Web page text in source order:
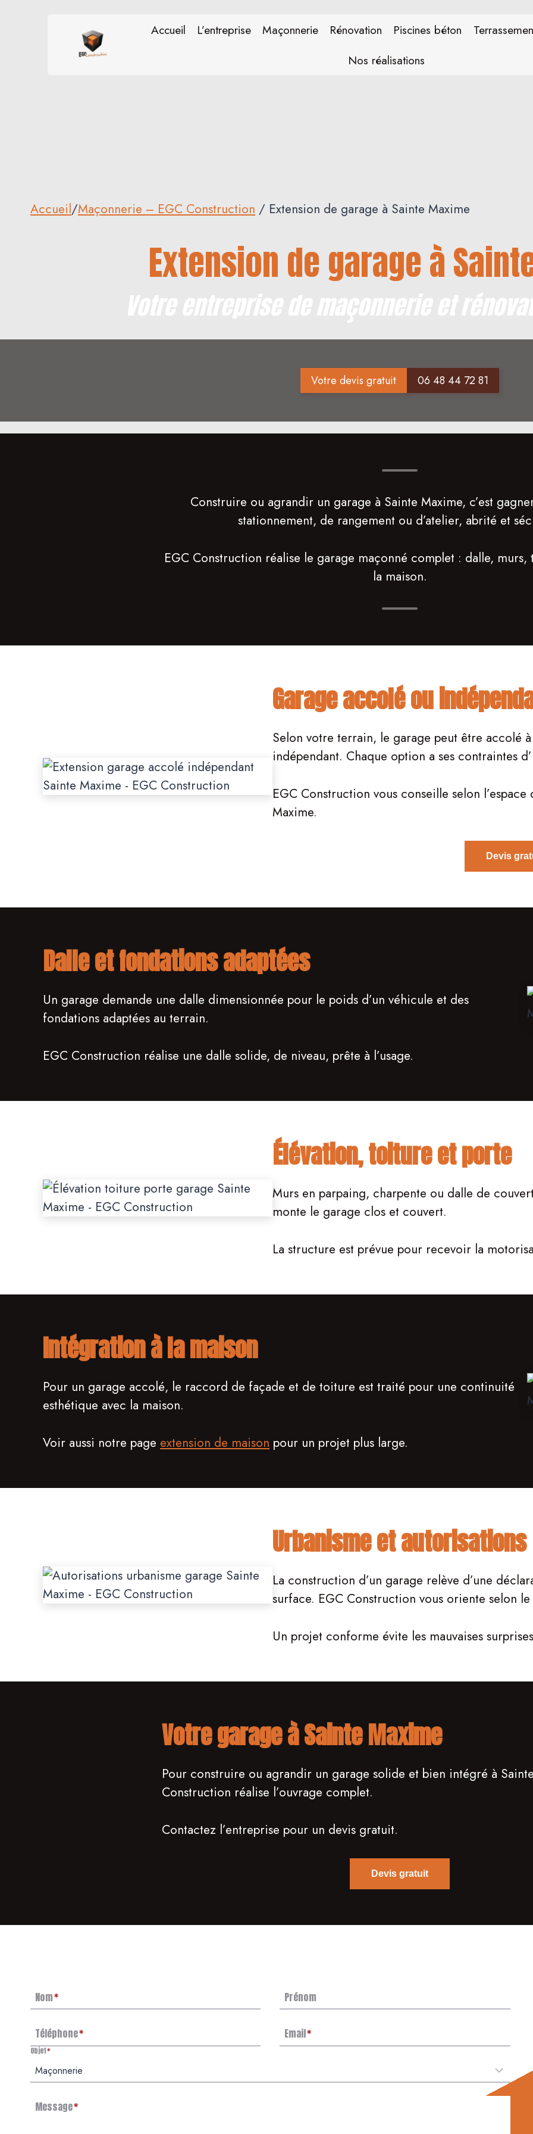
Accueil L’entreprise Maçonnerie Rénovation Piscines béton
Nos réalisations
Accueil/Maçonnerie – EGC Construction / Extension de garage à Sainte Maxime
Extension de garage à
Votre devis gratuit 06 48 44 72 81
Construire ou agrandir un garage à Sainte Maxime, c’est
stationnement, de rangement ou d’atelier, abrité et
EGC Construction réalise le garage maçonné complet : dalle,
la maison.
Garage accolé ou
Selon votre terrain, le garage peut être accolé
indépendant. Chaque option a ses contraintes
EGC Construction vous conseille selon
Maxime.
Devis
Dalle et fondations adaptées
Un garage demande une dalle dimensionnée pour le poids d’un véhicule et des
fondations adaptées au terrain.
EGC Construction réalise une dalle solide, de niveau, prête à l’usage.
Élévation, toiture et porte
Murs en parpaing, charpente ou dalle de
monte le garage clos et couvert.
La structure est prévue pour recevoir la
Intégration à la maison
Pour un garage accolé, le raccord de façade et de toiture est traité pour une continuité
esthétique avec la maison.
Voir aussi notre page extension de maison pour un projet plus large.
Urbanisme et autorisations
La construction d’un garage relève d’une
surface. EGC Construction vous oriente selon
Un projet conforme évite les mauvaises
Votre garage à Sainte Maxime
Pour construire ou agrandir un garage solide et bien intégré à
Construction réalise l’ouvrage complet.
Contactez l’entreprise pour un devis gratuit.
Devis gratuit
Nom* Prénom
Téléphone* Email*
Objet*
Message*